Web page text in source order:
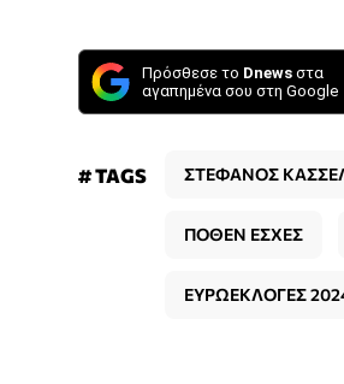
Πρόσθεσε το Dnews στα
αγαπημένα σου στη Google
# TAGS ΣΤΕΦΑΝΟΣ
ΠΟΘΕΝ ΕΣΧΕΣ
ΕΥΡΩΕΚΛΟΓΕΣ